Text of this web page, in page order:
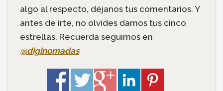
algo al respecto, déjanos tus comentarios. Y
antes de irte, no olvides darnos tus cinco
estrellas. Recuerda seguirnos en
@diginomadas